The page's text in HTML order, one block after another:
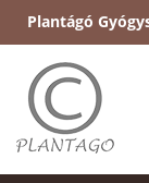
Plantágó